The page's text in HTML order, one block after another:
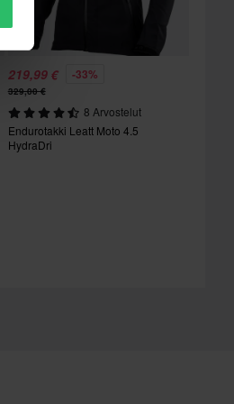
219,99 € -33%
329,00 €
8 Arvostelut
Endurotakki Leatt Moto 4.5
HydraDri